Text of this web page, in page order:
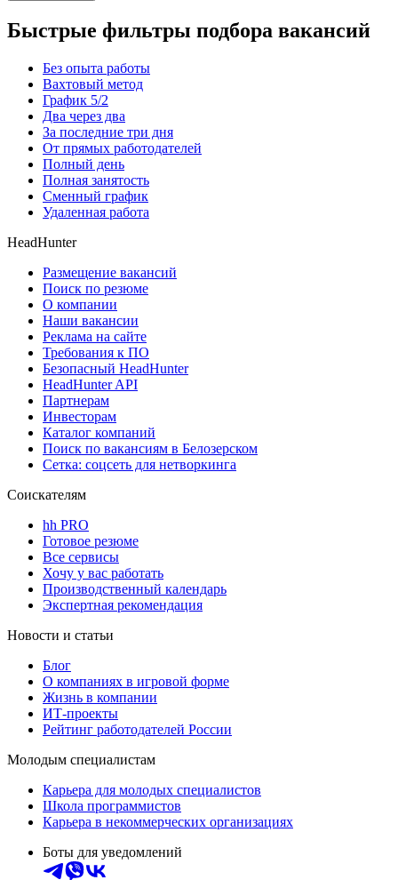
Быстрые фильтры подбора вакансий
Без опыта работы
Вахтовый метод
График 5/2
Два через два
За последние три дня
От прямых работодателей
Полный день
Полная занятость
Сменный график
Удаленная работа
HeadHunter
Размещение вакансий
Поиск по резюме
О компании
Наши вакансии
Реклама на сайте
Требования к ПО
Безопасный HeadHunter
HeadHunter API
Партнерам
Инвесторам
Каталог компаний
Поиск по вакансиям в Белозерском
Сетка: соцсеть для нетворкинга
Соискателям
hh PRO
Готовое резюме
Все сервисы
Хочу у вас работать
Производственный календарь
Экспертная рекомендация
Новости и статьи
Блог
О компаниях в игровой форме
Жизнь в компании
ИТ-проекты
Рейтинг работодателей России
Молодым специалистам
Карьера для молодых специалистов
Школа программистов
Карьера в некоммерческих организациях
Боты для уведомлений